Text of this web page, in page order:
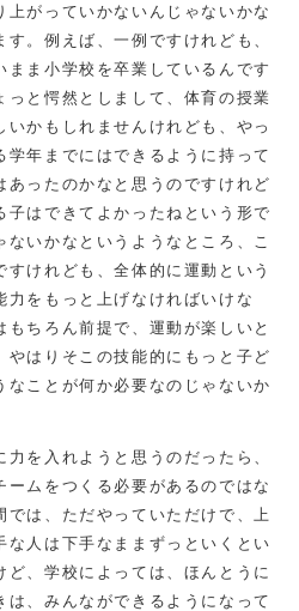
がっていかないんじゃないかな
。例えば、一例ですけれども、
ま小学校を卒業しているんです
っと愕然としまして、体育の授業
かもしれませんけれども、やっ
年までにはできるように持って
あったのかなと思うのですけれど
子はできてよかったねという形で
いかなというようなところ、こ
けれども、全体的に運動という
力をもっと上げなければいけな
ちろん前提で、運動が楽しいと
やはりそこの技能的にもっと子ど
なことが何か必要なのじゃないか
を入れようと思うのだったら、
ムをつくる必要があるのではな
では、ただやっていただけで、上
な人は下手なままずっといくとい
ど、学校によっては、ほんとうに
、みんなができるようになって